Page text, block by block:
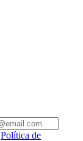
Política de